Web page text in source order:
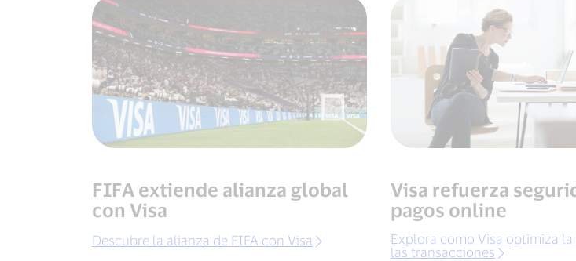
FIFA extiende alianza global
con Visa
Descubre la alianza de FIFA con Visa
Visa refuerza
pagos online
Explora como Visa optimiza la
las transacciones